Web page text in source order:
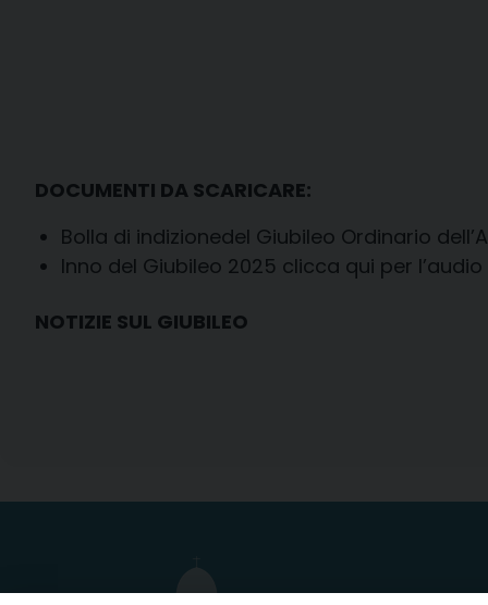
DOCUMENTI DA SCARICARE:
Bolla di indizionedel Giubileo Ordinario
Inno del Giubileo 2025 clicca qui per
NOTIZIE SUL GIUBILEO